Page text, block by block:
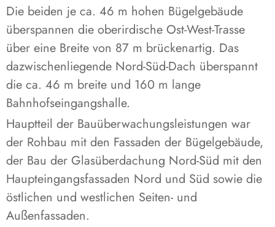
Die beiden je ca. 46 m hohen Bügelgebäude
überspannen die oberirdische Ost-West-Trasse
über eine Breite von 87 m brückenartig. Das
dazwischenliegende Nord-Süd-Dach überspannt
die ca. 46 m breite und 160 m lange
Bahnhofseingangshalle.
Hauptteil der Bauüberwachungsleistungen war
der Rohbau mit den Fassaden der Bügelgebäude,
der Bau der Glasüberdachung Nord-Süd mit den
Haupteingangsfassaden Nord und Süd sowie die
östlichen und westlichen Seiten- und
Außenfassaden.